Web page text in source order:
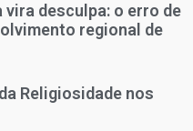
vira desculpa: o erro de
regional de
Religiosidade nos